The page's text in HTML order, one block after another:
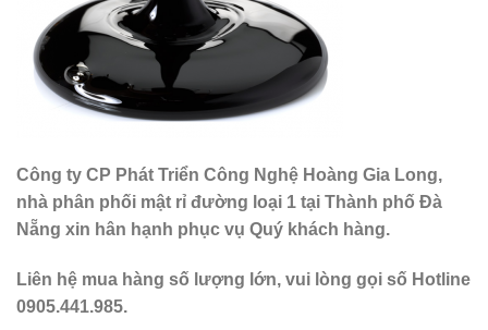
Công ty CP Phát Triển Công Nghệ Hoàng Gia Long,
nhà phân phối mật rỉ đường loại 1 tại Thành phố Đà
Nẵng xin hân hạnh phục vụ Quý khách hàng.
Liên hệ mua hàng số lượng lớn, vui lòng gọi số Hotline
0905.441.985.